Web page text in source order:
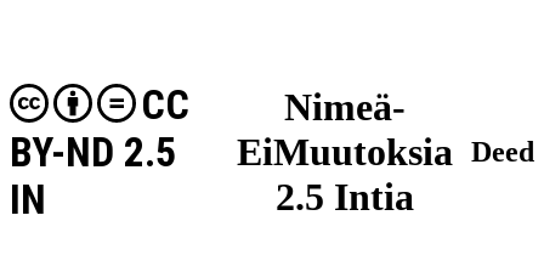
Nimeä-
EiMuutoksia
2.5 Intia
CC
BY-ND 2.5
IN
Deed